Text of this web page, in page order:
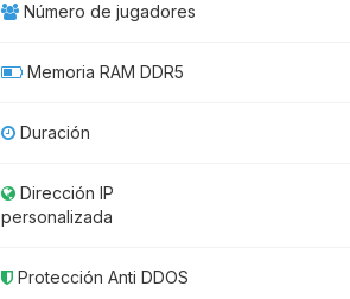
Número de jugadores
Memoria RAM DDR5
Duración
Dirección IP
personalizada
Protección Anti DDOS